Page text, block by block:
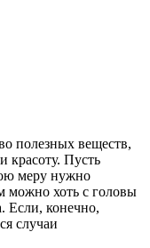
полезных веществ,
красоту. Пусть
меру нужно
можно хоть с головы
Если, конечно,
случаи